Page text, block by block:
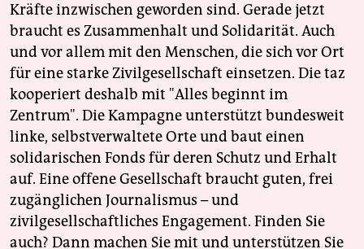
Kräfte inzwischen geworden sind. Gerade jetzt
braucht es Zusammenhalt und Solidarität. Auch
und vor allem mit den Menschen, die sich vor Ort
für eine starke Zivilgesellschaft einsetzen. Die taz
kooperiert deshalb mit "Alles beginnt im
Zentrum". Die Kampagne unterstützt bundesweit
linke, selbstverwaltete Orte und baut einen
solidarischen Fonds für deren Schutz und Erhalt
auf. Eine offene Gesellschaft braucht guten, frei
zugänglichen Journalismus – und
zivilgesellschaftliches Engagement. Finden Sie
auch? Dann machen Sie mit und unterstützen Sie